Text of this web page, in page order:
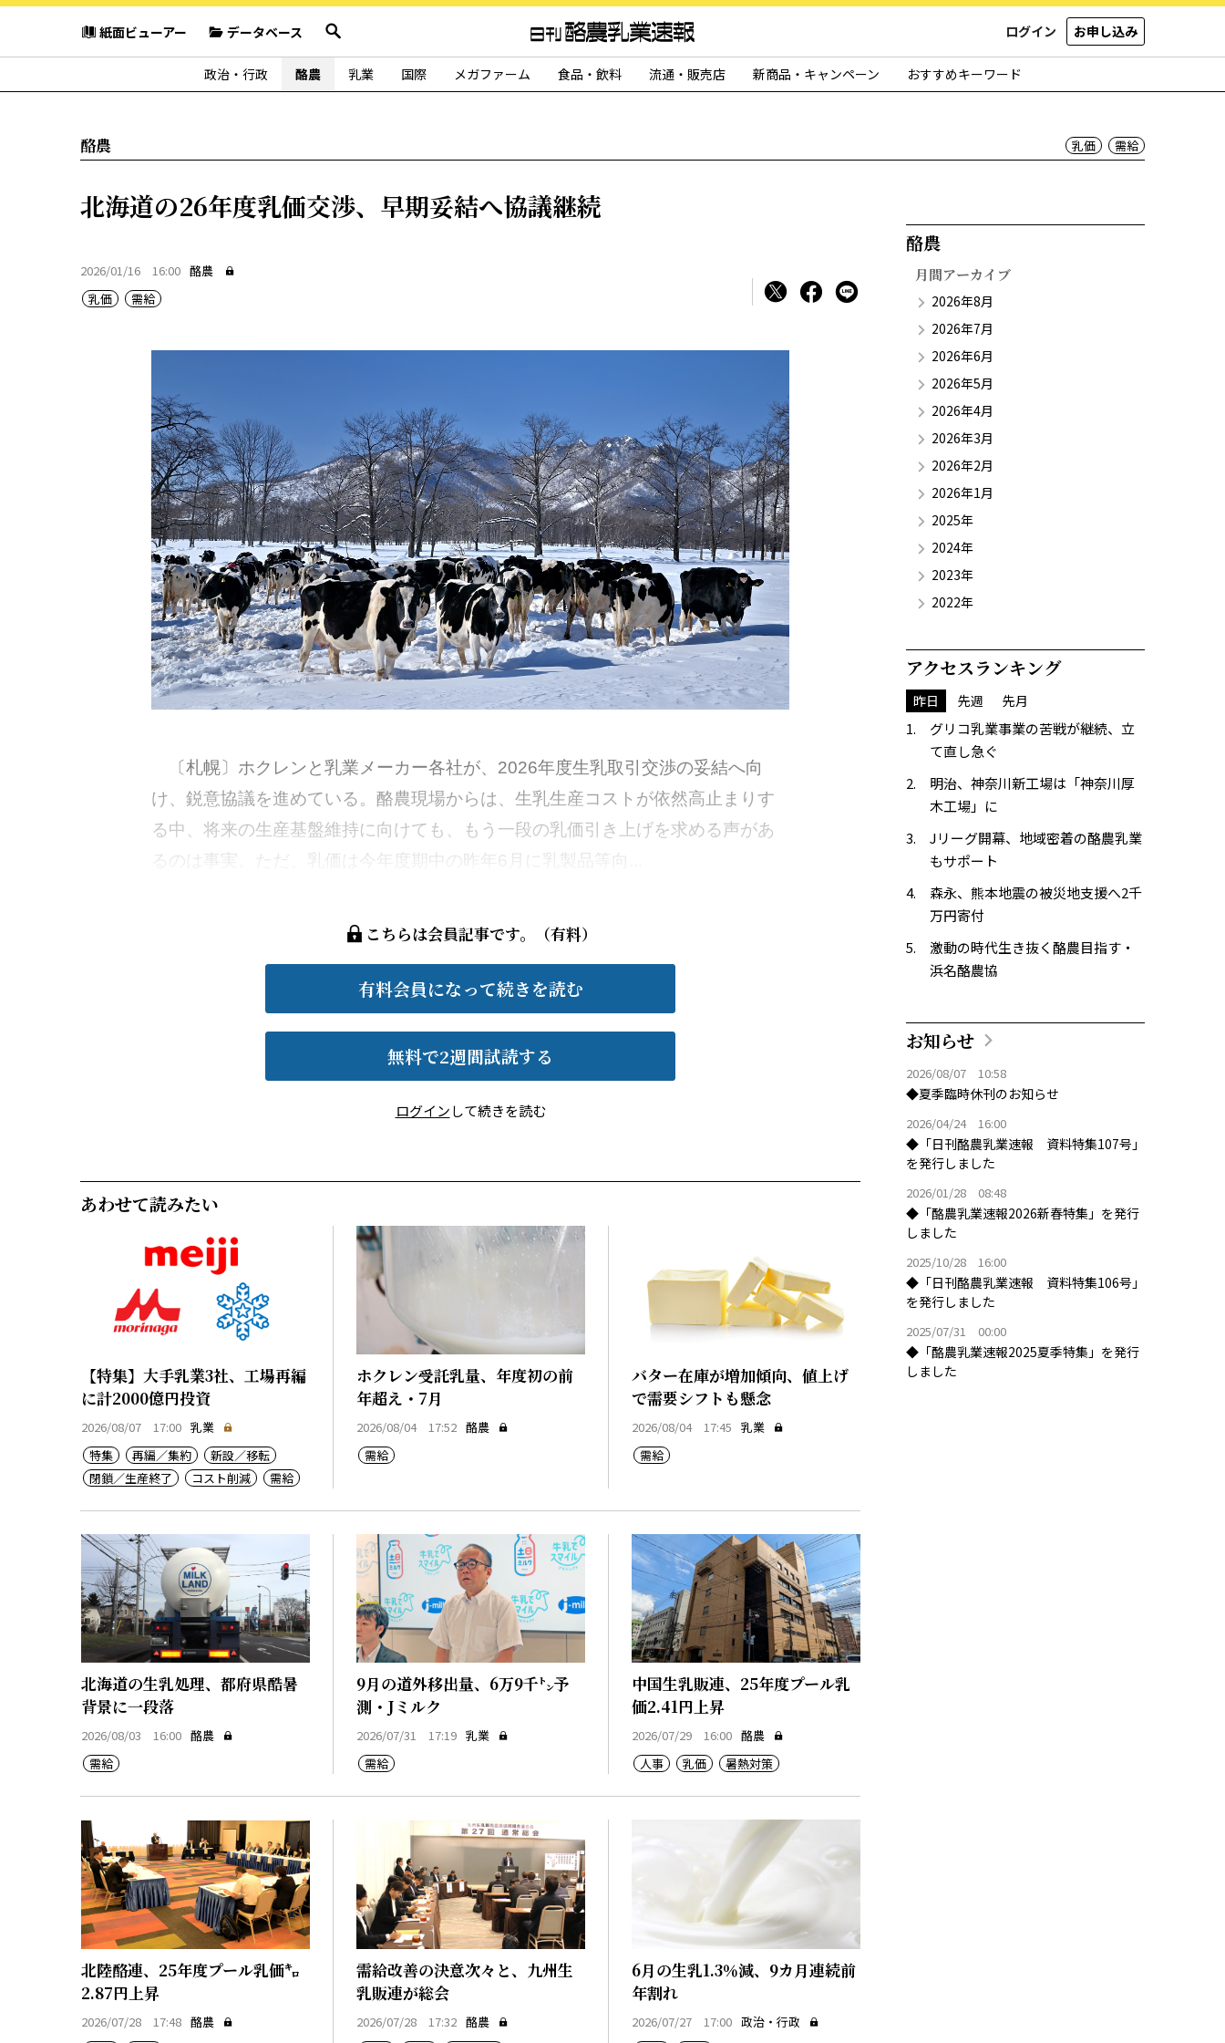
紙面ビューアー データベース ログイン お申し込み
政治・行政 酪農 乳業 国際 メガファーム 食品・飲料 流通・販売店 新商品・キャンペーン おすすめキーワード
酪農 乳価 需給
北海道の26年度乳価交渉、早期妥結へ協議継続
2026/01/16 16:00 酪農
乳価
需給
〔札幌〕ホクレンと乳業メーカー各社が、2026年度生乳取引交渉の妥結へ向
け、鋭意協議を進めている。酪農現場からは、生乳生産コストが依然高止まりす
る中、将来の生産基盤維持に向けても、もう一段の乳価引き上げを求める声があ
るのは事実。ただ、乳価は今年度期中の昨年6月に乳製品等向...
こちらは会員記事です。（有料）
有料会員になって続きを読む
無料で2週間試読する
ログインして続きを読む
あわせて読みたい
【特集】大手乳業3社、工場再編
に計2000億円投資
2026/08/07 17:00 乳業
特集
再編／集約
新設／移転
閉鎖／生産終了
コスト削減
需給
ホクレン受託乳量、年度初の前
年超え・7月
2026/08/04 17:52 酪農
需給
バター在庫が増加傾向、値上げ
で需要シフトも懸念
2026/08/04 17:45 乳業
需給
北海道の生乳処理、都府県酷暑
背景に一段落
2026/08/03 16:00 酪農
需給
9月の道外移出量、6万9千㌧予
測・Jミルク
2026/07/31 17:19 乳業
需給
中国生乳販連、25年度プール乳
価2.41円上昇
2026/07/29 16:00 酪農
人事
乳価 暑熱対策
北陸酪連、25年度プール乳価㌔
2.87円上昇
2026/07/28 17:48 酪農
需給改善の決意次々と、九州生
乳販連が総会
2026/07/28 17:32 酪農
6月の生乳1.3％減、9カ月連続前
年割れ
2026/07/27 17:00 政治・行政
酪農​
月間アーカイブ
2026年8月
2026年7月
2026年6月
2026年5月
2026年4月
2026年3月
2026年2月
2026年1月
2025年
2024年
2023年
2022年
アクセスランキング
昨日 先週 先月
グリコ乳業事業の苦戦が継続、立
て直し急ぐ
明治、神奈川新工場は「神奈川厚
木工場」に
Jリーグ開幕、地域密着の酪農乳業
もサポート
森永、熊本地震の被災地支援へ2千
万円寄付
激動の時代生き抜く酪農目指す・
浜名酪農協
お知らせ
2026/08/07 10:58
◆夏季臨時休刊のお知らせ
2026/04/24 16:00
◆「日刊酪農乳業速報 資料特集107号」
を発行しました
2026/01/28 08:48
◆「酪農乳業速報2026新春特集」を発行
しました
2025/10/28 16:00
◆「日刊酪農乳業速報 資料特集106号」
を発行しました
2025/07/31 00:00
◆「酪農乳業速報2025夏季特集」を発行
しました